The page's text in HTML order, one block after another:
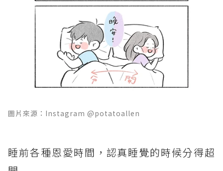
圖片來源：Instagram @potatoallen
睡前各種恩愛時間，認真睡覺的時候分得超